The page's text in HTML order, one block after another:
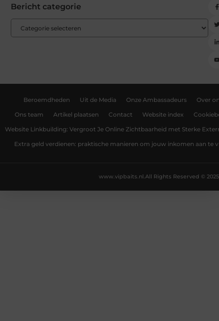
Bericht categorie
Beroemdheden Uit de Media Onze Ambassadeurs Over
Ons team Artikel plaatsen Contact Website index
Website Linkbuilding: Vergroot Je Online Zichtbaarheid met Sterke
Extra geld verdienen: praktische manieren om jouw inkomen aan te
All Rights Reserved © 2025
www.vipbaits.nl.